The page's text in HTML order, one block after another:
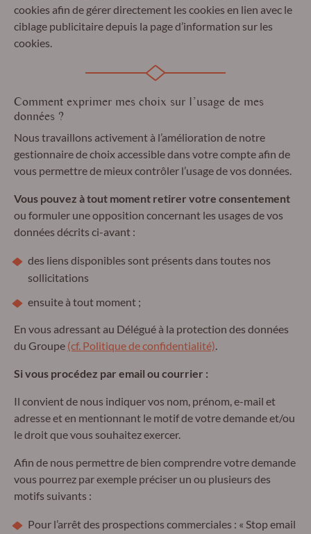
cookies afin de gérer directement les cookies en lien avec le
ciblage publicitaire depuis la page d’information sur les
cookies.
Comment exprimer mes choix sur l’usage de mes
données ?
Nous travaillons activement à l’amélioration de notre
gestionnaire de choix accessible dans votre compte afin de
vous permettre de mieux contrôler l’usage de vos données.
Vous pouvez à tout moment retirer votre consentement
ou formuler une opposition concernant les usages de vos
données décrits ci-avant :
des liens disponibles sont présents dans toutes nos
sollicitations
ensuite à tout moment ;
En vous adressant au Délégué à la protection des données
du Groupe (cf. Politique de confidentialité).
Si vous procédez par email ou courrier :
Il convient de nous indiquer vos nom, prénom, e-mail et
adresse et en mentionnant le motif de votre demande et/ou
le droit que vous souhaitez exercer.
Afin de nous permettre de bien comprendre votre demande
vous pourrez par exemple préciser un ou plusieurs des
motifs suivants :
Pour l’arrêt des prospections commerciales : « Stop email